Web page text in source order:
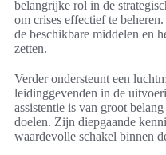
belangrijke rol in de
om crises effectief te
de beschikbare middelen en
zetten.
Verder ondersteunt een
leidinggevenden in de
assistentie is van groot
doelen. Zijn diepgaande
waardevolle schakel binnen